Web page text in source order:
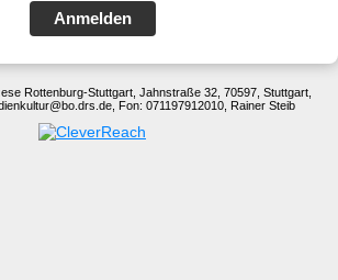
Anmelden
Rottenburg-Stuttgart, Jahnstraße 32, 70597, Stuttgart,
Fon: 071197912010, Rainer Steib